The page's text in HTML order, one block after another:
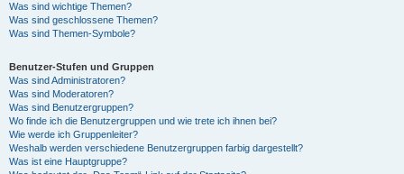
Was sind wichtige Themen?
Was sind geschlossene Themen?
Was sind Themen-Symbole?
Benutzer-Stufen und Gruppen
Was sind Administratoren?
Was sind Moderatoren?
Was sind Benutzergruppen?
Wo finde ich die Benutzergruppen und wie trete ich ihnen bei?
Wie werde ich Gruppenleiter?
Weshalb werden verschiedene Benutzergruppen farbig dargestellt?
Was ist eine Hauptgruppe?